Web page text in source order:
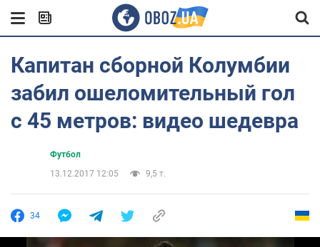
Капитан сборной Колумбии
забил ошеломительный гол
с 45 метров: видео шедевра
Футбол
13.12.2017 12:05
9,5 т.
34